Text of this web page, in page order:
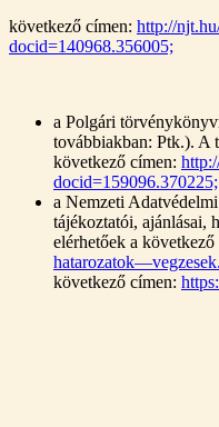
következő címen: http://
docid=140968.356005;
a Polgári
továbbiakban: Ptk.). A
következő címen:
docid=159096.370225;
a Nemzeti
tájékoztatói, ajánlásai,
elérhetőek a
következő címen: